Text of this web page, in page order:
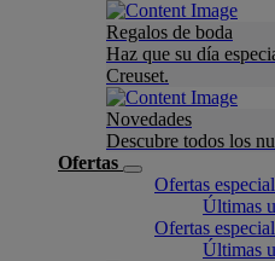
Regalos de boda
Haz que su día
Creuset.
Novedades
Descubre todos los
Ofertas
Ofertas
Últimas
Ofertas
Últimas